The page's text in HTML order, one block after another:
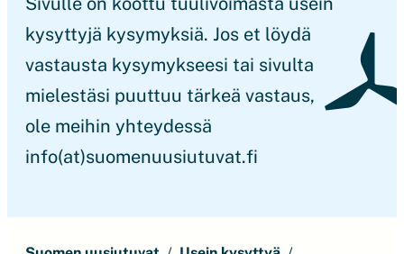
kysyttyjä kysymyksiä. Jos et löydä
vastausta kysymykseesi tai sivulta
mielestäsi puuttuu tärkeä vastaus,
ole meihin yhteydessä
info(at)suomenuusiutuvat.fi